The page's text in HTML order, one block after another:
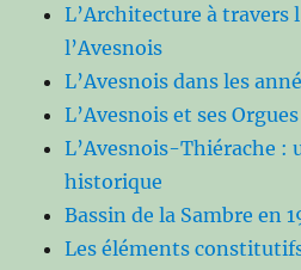
L’Architecture à travers
l’Avesnois
L’Avesnois dans les
L’Avesnois et ses Orgues
L’Avesnois-Thiérache :
historique
Bassin de la Sambre en
Les éléments